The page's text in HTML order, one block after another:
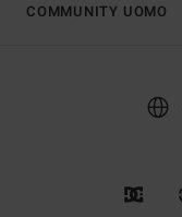
COMMUNITY UOMO